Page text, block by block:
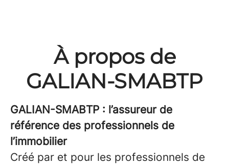
À propos de
GALIAN-SMABTP
GALIAN-SMABTP : l’assureur de
référence des professionnels de
l’immobilier
Créé par et pour les professionnels de